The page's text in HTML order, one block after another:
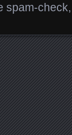
spam-